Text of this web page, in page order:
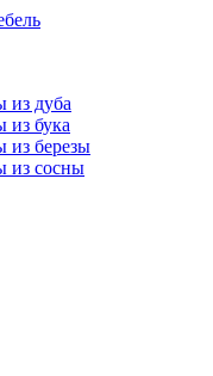
из дуба
из бука
из березы
из сосны